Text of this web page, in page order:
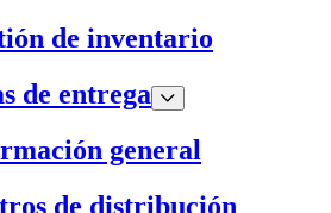
de inventario
de entrega
general
de distribución